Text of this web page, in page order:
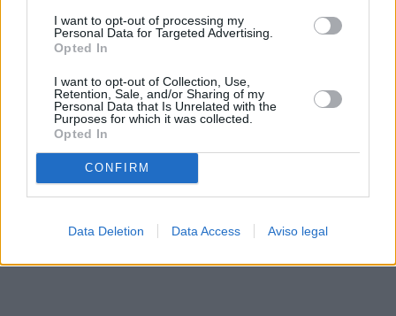
I want to opt-out of processing my
Personal Data for Targeted Advertising.
Opted In
I want to opt-out of Collection, Use,
Retention, Sale, and/or Sharing of my
Personal Data that Is Unrelated with the
Purposes for which it was collected.
Opted In
CONFIRM
Data Deletion Data Access Aviso legal